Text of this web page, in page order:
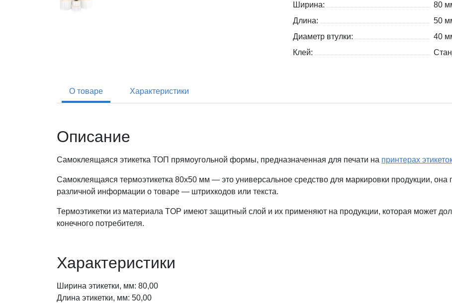
Ширина:
80
Длина:
50
Диаметр втулки:
40
Клей:
О товаре Характеристики
Описание
Самоклеящаяся этикетка ТОП прямоугольной формы, предназначенная для печати на принтерах
Самоклеящаяся термоэтикетка 80x50 мм — это универсальное средство для маркировки продукции, она
различной информации о товаре — штрихкодов или текста.
Термоэтикетки из материала TOP имеют защитный слой и их применяют на продукции, которая может
конечного потребителя.
Характеристики
Ширина этикетки, мм: 80,00
Длина этикетки, мм: 50,00